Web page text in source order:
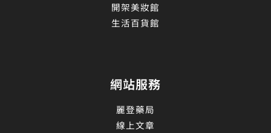
開架美妝館
生活百貨館
網站服務
麗登藥局
線上文章